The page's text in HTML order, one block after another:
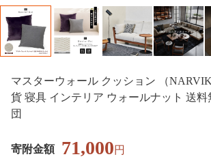
マスターウォール クッション （
貨 寝具 インテリア ウォールナット 送
団
寄附金額 71,000円